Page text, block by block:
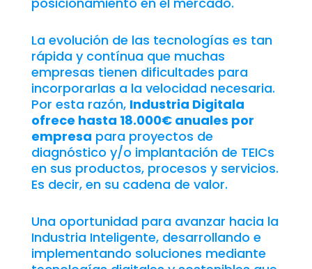
La evolución de las tecnologías es tan
rápida y contínua que muchas
empresas tienen dificultades para
incorporarlas a la velocidad necesaria.
Por esta razón, Industria Digitala
ofrece hasta 18.000€ anuales por
empresa para proyectos de
diagnóstico y/o implantación de TEICs
en sus productos, procesos y servicios.
Es decir, en su cadena de valor.
Una oportunidad para avanzar hacia la
Industria Inteligente, desarrollando e
implementando soluciones mediante